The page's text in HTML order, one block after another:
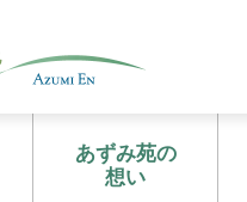
あずみ苑の
想い